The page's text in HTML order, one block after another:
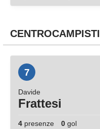
CENTROCAMPISTI
7
Davide
Frattesi
4 presenze 0 gol